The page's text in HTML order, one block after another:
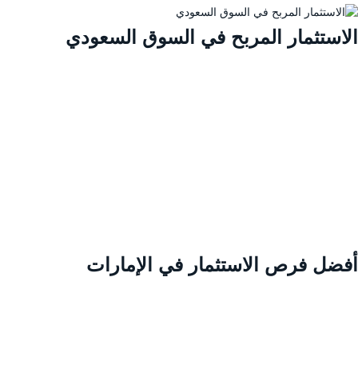
المربح في السوق السعودي
فرص الاستثمار في الإمارات